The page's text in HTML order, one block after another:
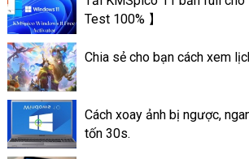
sửa và truy xuất dữ liệu thành
dạng bảng.
Test 100% 】
Chia sẻ cho bạn cách xem
Cách xoay ảnh bị ngược,
tốn 30s.